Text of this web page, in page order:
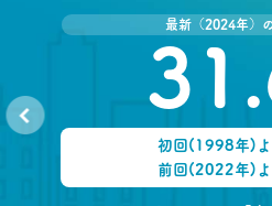
生活総研 上席研究員
40代おじさん必読！
J.Y. パーク氏に学ぶ 「褒
--日経クロストレンド 連
最新（2024年）
初回(1998年)よ
前回(2022年)よ